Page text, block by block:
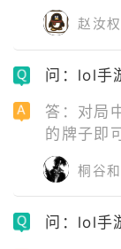
皮肤碎片
跨度比较
科技钥匙
赵汝权
问：lol手
答：对局
的牌子即
熟练度表
可以在对
度表情并
玩的英雄
桐谷
问：lol手